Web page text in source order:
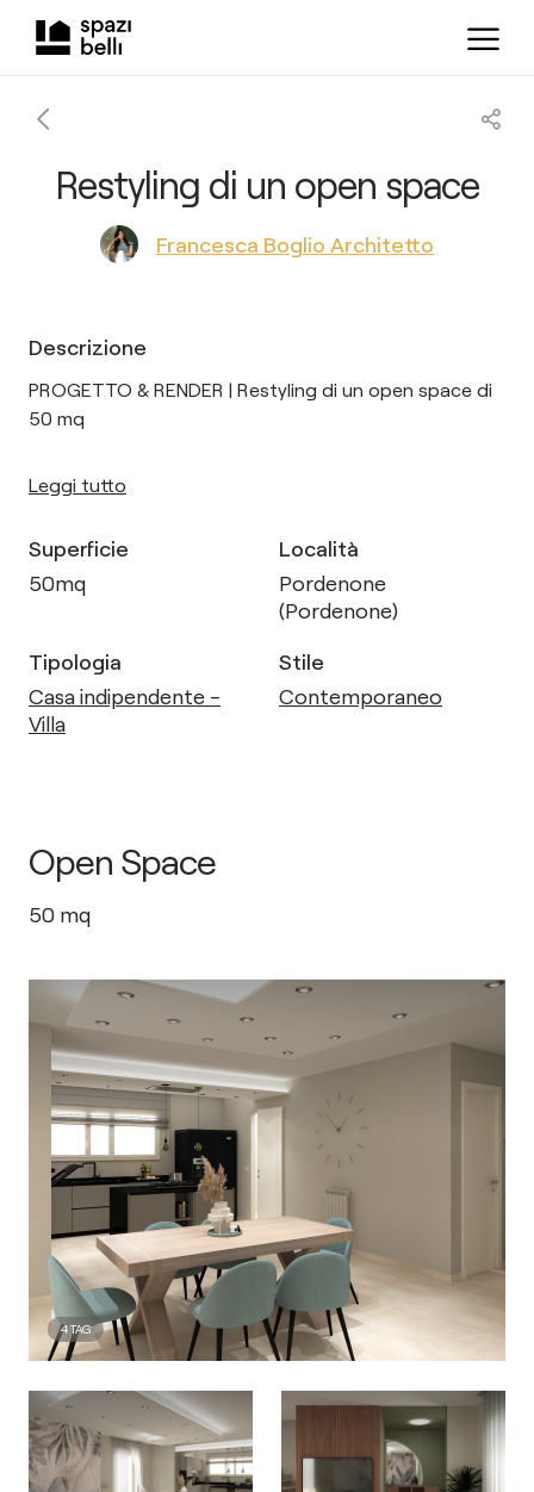
Restyling di un open space
Francesca Boglio Architetto
Descrizione
PROGETTO & RENDER | Restyling di un open space di
50 mq
Leggi tutto
Superficie
50mq
Località
Pordenone
(Pordenone)
Tipologia
Casa indipendente -
Villa
Stile
Contemporaneo
Open Space
50 mq
4TAG